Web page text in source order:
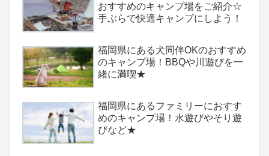
おすすめのキャンプ場をご紹介☆
手ぶらで快適キャンプにしよう！
福岡県にある犬同伴OKのおすすめ
のキャンプ場！BBQや川遊びを一
緒に満喫★
福岡県にあるファミリーにおすす
めのキャンプ場！水遊びやそり遊
びなど★